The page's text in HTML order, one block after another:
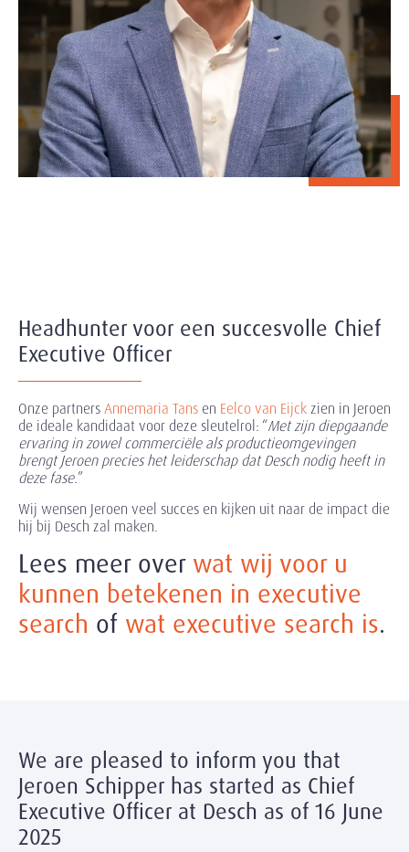
Headhunter voor een succesvolle Chief
Executive Officer
Onze partnersAnnemaria Tans en Eelco van Eijckzien in Jeroen
de ideale kandidaat voor deze sleutelrol: “Met zijn diepgaande
ervaring in zowel commerciële als productieomgevingen
brengt Jeroen precies het leiderschap dat Desch nodig heeft in
deze fase.”
Wij wensen Jeroen veel succes en kijken uit naar de impact die
hij bij Desch zal maken.
Lees meer over wat wij voor u
kunnen betekenen in executive
search of wat executive search is.
We are pleased to inform you that
Jeroen Schipper has started as Chief
Executive Officer at Desch as of 16 June
2025